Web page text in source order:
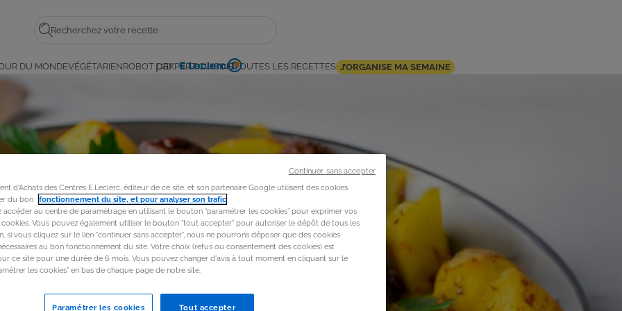
Rechercher
par
E.
DU MONDEVÉGÉTARIENROBOT L'EXPERT CUISINETOUTES LES RECETTES J’ORGANISE MA SEMAINE
d'Achats des Centres E.Leclerc, éditeur de ce site, et son partenaire Google utilisent des cookies
du bon fonctionnement du site, et pour analyser son trafic.
accéder au centre de paramétrage en utilisant le bouton “paramétrer les cookies” pour exprimer vos
cookies. Vous pouvez également utiliser le bouton "tout accepter" pour autoriser le dépôt de tous les
si vous cliquez sur le lien "continuer sans accepter", nous ne pourrons déposer que des cookies
au bon fonctionnement du site. Votre choix (refus ou consentement des cookies) est
ce site pour une durée de 6 mois. Vous pouvez changer d'avis à tout moment en cliquant sur le
les cookies" en bas de chaque page de notre site.
Tout accepter
Paramétrer les cookies
Continuer sans accepter